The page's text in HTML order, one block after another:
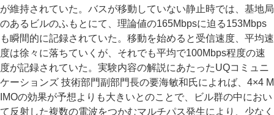
が維持されていた。バスが移動していない静止時では、基地局
のあるビルのふもとにて、理論値の165Mbpsに迫る153Mbps
も瞬間的に記録されていた。移動を始めると受信速度、平均速
度は徐々に落ちていくが、それでも平均で100Mbps程度の速
度が記録されていた。実験内容の解説にあたったUQコミュニ
ケーションズ 技術部門副部門長の要海敏和氏によれば、4×4 M
IMOの効果が予想よりも大きいとのことで、ビル群の中におい
て反射した複数の電波をつかむマルチパス発生により、少なく